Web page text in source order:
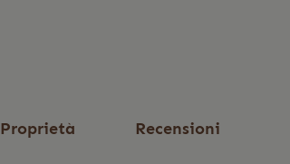
Proprietà Recensioni